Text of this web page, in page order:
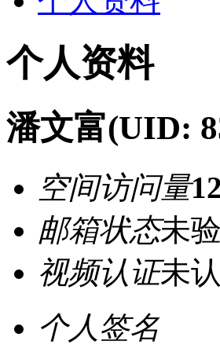
个人资料
潘文富(UID:
空间访问量
邮箱状态未
视频认证未
个人签名